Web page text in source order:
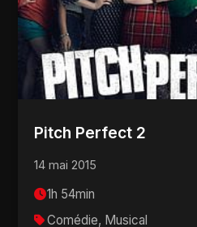
Pitch Perfect 2
14 mai 2015
1h 54min
Comédie, Musical